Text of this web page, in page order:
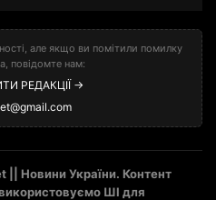
але якщо ви помітили помилку
повідомте нам:
РЕДАКЦІЇ →
Новини України. Контент
ШІ для